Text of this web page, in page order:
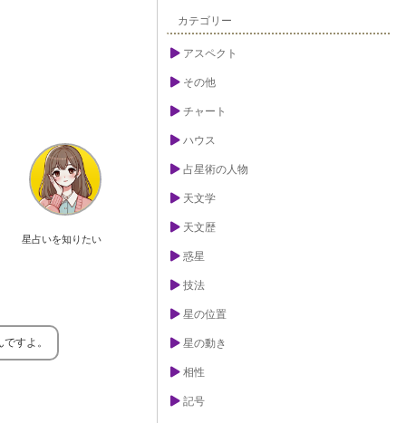
星占いを知りたい
すよ。
カテゴリー
アスペクト
その他
チャート
ハウス
占星術の人物
天文学
天文歴
惑星
技法
星の位置
星の動き
相性
記号